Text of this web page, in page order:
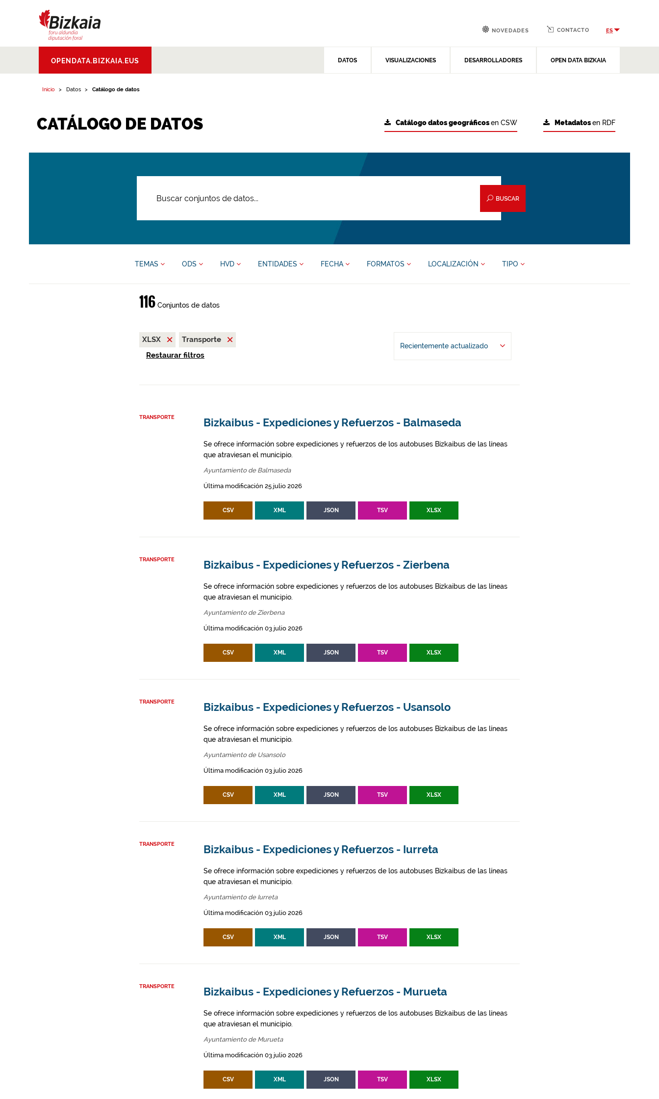
Aldundia.Diputacion
Foral de Bizkaia
OPENDATA.BIZKAIA.EUS DATOS VISUALIZACIONES DESARROLLADORES OPEN DATA BIZKAIA
NOVEDADES CONTACTO ES
Inicio Datos Catálogo de datos
CATÁLOGO DE DATOS Metadatosen RDF
Catálogo datos geográficosen CSW
BUSCAR
TEMAS ODS HVD ENTIDADES FECHA FORMATOS LOCALIZACIÓN TIPO
116Conjuntos de datos
XLSX
Transporte
Restaurar filtros
Recientemente actualizado
TRANSPORTE Bizkaibus - Expediciones y Refuerzos - Balmaseda
Se ofrece información sobre expediciones y refuerzos de los autobuses Bizkaibus de las líneas
que atraviesan el municipio.
Ayuntamiento de Balmaseda
Última modificación 25 julio 2026
CSV XML JSON TSV XLSX
TRANSPORTE Bizkaibus - Expediciones y Refuerzos - Zierbena
Se ofrece información sobre expediciones y refuerzos de los autobuses Bizkaibus de las líneas
que atraviesan el municipio.
Ayuntamiento de Zierbena
Última modificación 03 julio 2026
CSV XML JSON TSV XLSX
TRANSPORTE Bizkaibus - Expediciones y Refuerzos - Usansolo
Se ofrece información sobre expediciones y refuerzos de los autobuses Bizkaibus de las líneas
que atraviesan el municipio.
Ayuntamiento de Usansolo
Última modificación 03 julio 2026
CSV XML JSON TSV XLSX
TRANSPORTE Bizkaibus - Expediciones y Refuerzos - Iurreta
Se ofrece información sobre expediciones y refuerzos de los autobuses Bizkaibus de las líneas
que atraviesan el municipio.
Ayuntamiento de Iurreta
Última modificación 03 julio 2026
CSV XML JSON TSV XLSX
TRANSPORTE Bizkaibus - Expediciones y Refuerzos - Murueta
Se ofrece información sobre expediciones y refuerzos de los autobuses Bizkaibus de las líneas
que atraviesan el municipio.
Ayuntamiento de Murueta
Última modificación 03 julio 2026
CSV XML JSON TSV XLSX